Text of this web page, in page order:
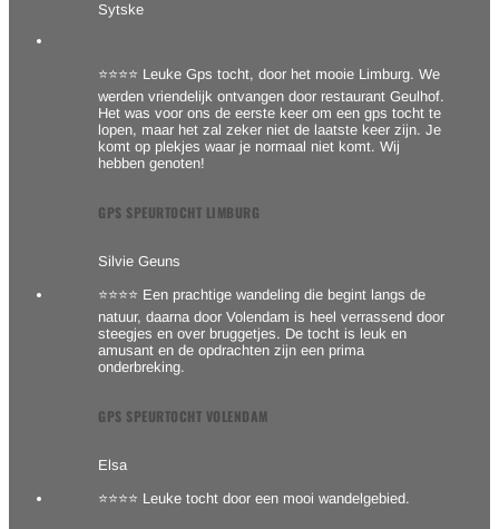
Sytske
⭐⭐⭐⭐ Leuke Gps tocht, door het mooie Limburg. We
werden vriendelijk ontvangen door restaurant Geulhof.
Het was voor ons de eerste keer om een gps tocht te
lopen, maar het zal zeker niet de laatste keer zijn. Je
komt op plekjes waar je normaal niet komt. Wij
hebben genoten!
GPS SPEURTOCHT LIMBURG
Silvie Geuns
⭐⭐⭐⭐ Een prachtige wandeling die begint langs de
natuur, daarna door Volendam is heel verrassend door
steegjes en over bruggetjes. De tocht is leuk en
amusant en de opdrachten zijn een prima
onderbreking.
GPS SPEURTOCHT VOLENDAM
Elsa
⭐⭐⭐⭐ Leuke tocht door een mooi wandelgebied.